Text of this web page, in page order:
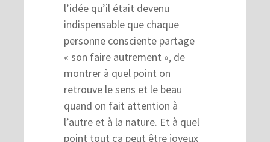
l’idée qu’il était devenu
indispensable que chaque
personne consciente partage
« son faire autrement », de
montrer à quel point on
retrouve le sens et le beau
quand on fait attention à
l’autre et à la nature. Et à quel
point tout ça peut être joyeux